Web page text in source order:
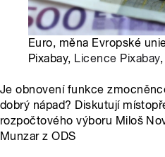
Euro, měna Evropské
Pixabay, Licence Pixabay,
Je obnovení funkce
dobrý nápad? Diskutují
rozpočtového výboru Miloš
Munzar z ODS